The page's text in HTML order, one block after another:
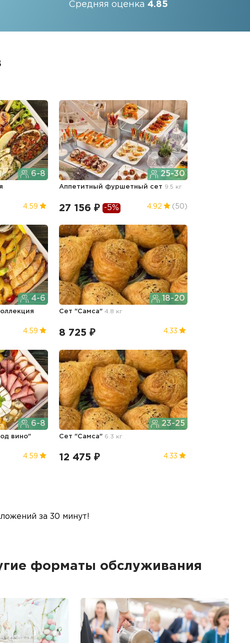
Средняя оценка 4.85
6-8
4.59
25-30
Аппетитный фуршетный сет 9.5 кг
27 156 ₽ -5% 4.92 (50)
4-6
4.59
18-20
Сет "Самса"4.8 кг
8 725 ₽ 4.33
6-8
вино"
4.59
23-25
Сет "Самса" 6.3 кг
12 475 ₽ 4.33
за 30 минут!
форматы обслуживания